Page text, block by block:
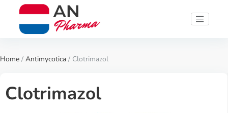
Home / Antimycotica / Clotrimazol
Clotrimazol